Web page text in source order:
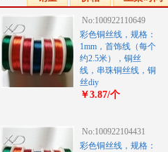
No:100922110649
彩色铜丝线，规格：
1mm，首饰线（每个
约2.5米），铜丝
线，串珠铜丝线，铜
丝diy
￥3.87/个
No:100922104431
彩色铜丝线，规格：